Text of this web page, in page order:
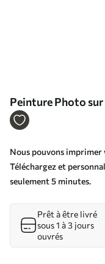
Peinture Photo
Nous pouvons
Téléchargez et
seulement 5 minutes.
Prêt à être livré
sous 1 à 3 jours
ouvrés